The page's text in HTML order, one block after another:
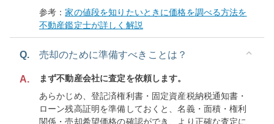
参考：家の値段を知りたいときに価格を調べる方法を
不動産鑑定士が詳しく解説
Q. 売却のために準備すべきことは？
A.
まず不動産会社に査定を依頼します。
あらかじめ、登記済権利書・固定資産税納税通知書・
ローン残高証明を準備しておくと、名義・面積・権利
関係・売却希望価格の確認ができ、より正確な査定に